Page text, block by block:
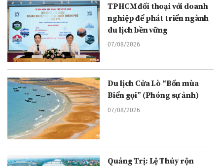
TPHCM đối thoại với doanh
nghiệp để phát triển ngành
du lịch bền vững
07/08/2026
Du lịch Cửa Lò “Bốn mùa
Biển gọi” (Phóng sự ảnh)
07/08/2026
Quảng Trị: Lệ Thủy rộn